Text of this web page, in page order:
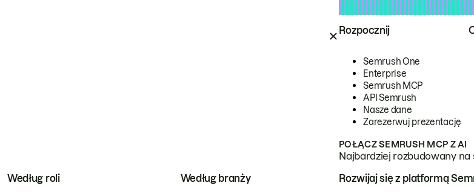
Rozpocznij
Semrush One
Enterprise
Semrush MCP
API Semrush
Nasze dane
Zarezerwuj prezentację
POŁĄCZ SEMRUSH MCP Z AI
Najbardziej rozbudowany
Według roli Według branży Rozwijaj się z platformą